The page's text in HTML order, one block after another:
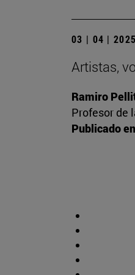
03 | 04 | 2025
Artistas,
Ramiro
Profesor de
Publicado